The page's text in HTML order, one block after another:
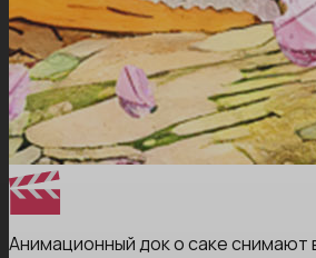
Анимационный док о саке снимают